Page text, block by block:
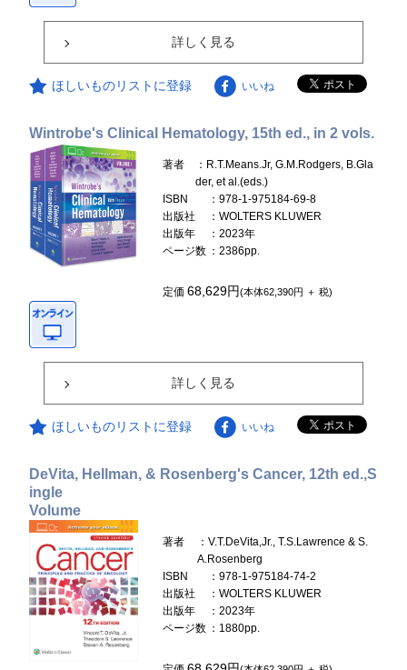
詳しく見る
ほしいものリストに登録 いいね
Wintrobe's Clinical Hematology, 15th ed., in 2 vols.
著者
：R.T.Means.Jr, G.M.Rodgers, B.Gla
der, et al.(eds.)
ISBN
：978-1-975184-69-8
出版社
：WOLTERS KLUWER
出版年
：2023年
ページ数 ：2386pp.
定価68,629円(本体62,390円 ＋ 税)
詳しく見る
ほしいものリストに登録 いいね
DeVita, Hellman, & Rosenberg's Cancer, 12th ed.,S
ingle
Volume
著者
：V.T.DeVita,Jr., T.S.Lawrence & S.
A.Rosenberg
ISBN
：978-1-975184-74-2
出版社
：WOLTERS KLUWER
出版年
：2023年
ページ数 ：1880pp.